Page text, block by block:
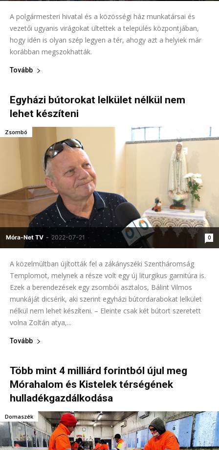
A polgármesteri hivatal és a közösségi ház munkatársai és
vezetői ugyanis virágokat ültettek a település központjában,
hogy idén is olyan szép legyen a tér, ahogy azt a helyiek már
korábban megszokhatták.
Tovább
Egyházi bútorokat lelkület nélkül nem
lehet készíteni
Móra-Net TV - 2022-07-21 0
Zsombó
A közelmúltban újították fel a zákányszéki Szentháromság
Templomot, melynek a része volt egy új liturgikus garnitúra is.
Ezek a berendezések egy zsombói asztalos, Bálint Vilmos
munkáját dicsérik, aki szerint egyházi bútordarabokat lelkület
nélkül nem lehet készíteni. – Eleinte csak két bútort szeretett
volna Zoltán atya,...
Tovább
Több mint 4 milliárd forintból újul meg
Mórahalom és Kistelek térségének
hulladékgazdálkodása
Domaszék